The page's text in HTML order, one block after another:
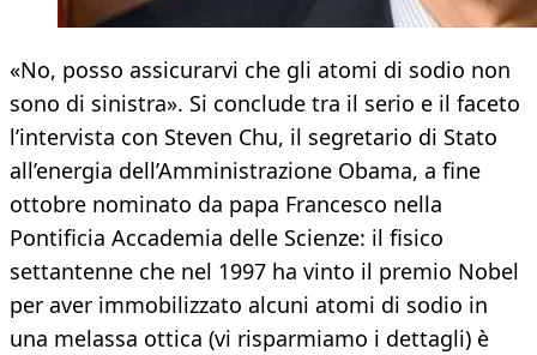
«No, posso assicurarvi che gli atomi di sodio non
sono di sinistra». Si conclude tra il serio e il faceto
l’intervista con Steven Chu, il segretario di Stato
all’energia dell’Amministrazione Obama, a fine
ottobre nominato da papa Francesco nella
Pontificia Accademia delle Scienze: il fisico
settantenne che nel 1997 ha vinto il premio Nobel
per aver immobilizzato alcuni atomi di sodio in
una melassa ottica (vi risparmiamo i dettagli) è